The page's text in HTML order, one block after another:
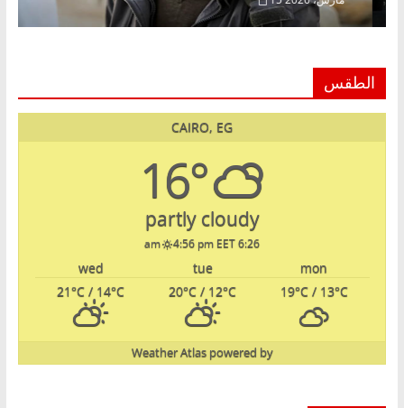
الطقس
CAIRO, EG
16°
partly cloudy
6:26 am
4:56 pm EET
mon
tue
wed
19°C/ 13°C
20°C / 12°C
21°C / 14°C
powered by
Weather Atlas